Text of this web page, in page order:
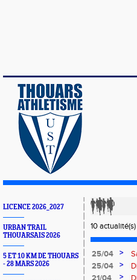
LICENCE 2026_2027
URBAN TRAIL
THOUARSAIS 2026
5 ET 10 KM DE THOUARS
- 28 MARS 2026
10
25/04 >
25/04
>
>